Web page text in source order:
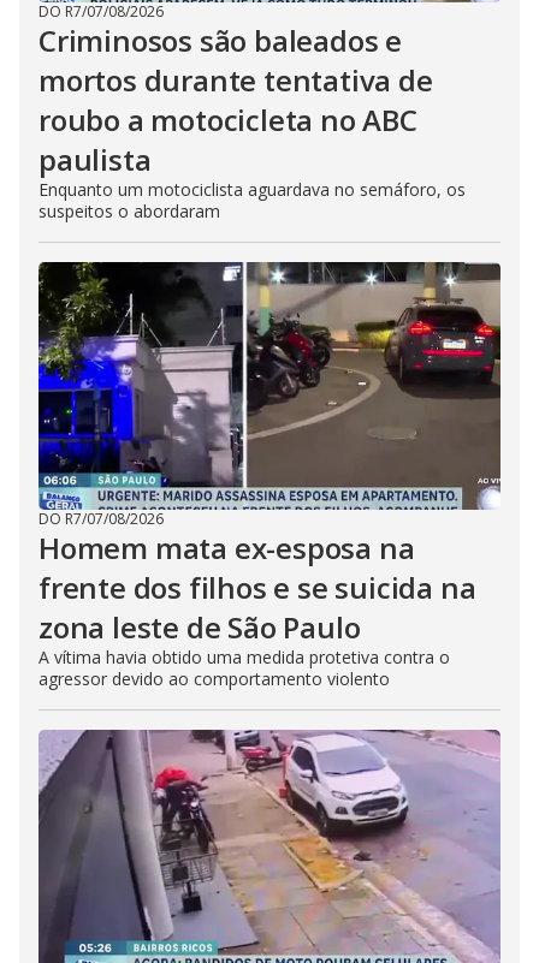
DO R7/07/08/2026
Criminosos são baleados e
mortos durante tentativa de
roubo a motocicleta no ABC
paulista
Enquanto um motociclista aguardava no semáforo, os
suspeitos o abordaram
DO R7/07/08/2026
Homem mata ex-esposa na
frente dos filhos e se suicida na
zona leste de São Paulo
A vítima havia obtido uma medida protetiva contra o
agressor devido ao comportamento violento